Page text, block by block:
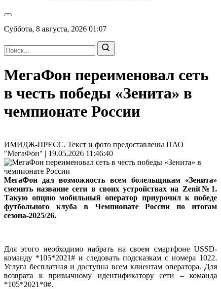
Суббота, 8 августа, 2026 01:07
МегаФон переименовал сеть
в честь победы «Зенита» в
чемпионате России
ИМИДЖ-ПРЕСС. Текст и фото предоставлены ПАО
"МегаФон" | 19.05.2026 11:46:40
МегаФон дал возможность всем болельщикам «Зенита»
сменить название сети в своих устройствах на Zenit№1.
Такую опцию мобильный оператор приурочил к победе
футбольного клуба в Чемпионате России по итогам
сезона-2025/26.
Для этого необходимо набрать на своем смартфоне USSD-
команду *105*2021# и следовать подсказкам с номера 1022.
Услуга бесплатная и доступна всем клиентам оператора. Для
возврата к привычному идентификатору сети – команда
*105*2021*0#.